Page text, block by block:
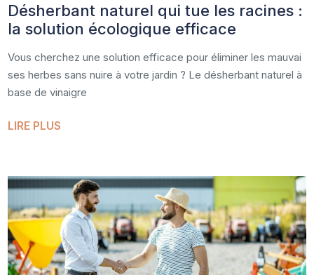
Désherbant naturel qui tue les racines :
la solution écologique efficace
Vous cherchez une solution efficace pour éliminer les mauvai
ses herbes sans nuire à votre jardin ? Le désherbant naturel à
base de vinaigre
LIRE PLUS